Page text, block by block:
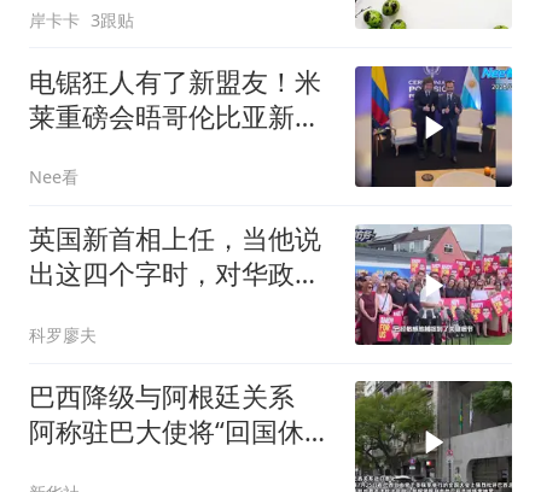
岸卡卡 3跟贴
电锯狂人有了新盟友！米
莱重磅会晤哥伦比亚新总
Nee看
英国新首相上任，当他说
出这四个字时，对华政策
科罗廖夫
巴西降级与阿根廷关系
阿称驻巴大使将“回国休